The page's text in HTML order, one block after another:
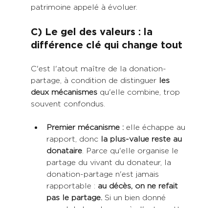
patrimoine appelé à évoluer.
C) Le gel des valeurs : la
différence clé qui change tout
C'est l'atout maître de la donation-
partage, à condition de distinguer les
deux mécanismes qu'elle combine, trop
souvent confondus.
Premier mécanisme : elle échappe au
rapport, donc la plus-value reste au
donataire. Parce qu'elle organise le
partage du vivant du donateur, la
donation-partage n'est jamais
rapportable : au décès, on ne refait
pas le partage. Si un bien donné